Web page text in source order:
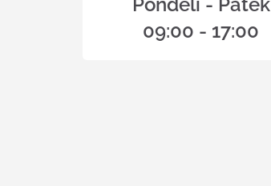
09:00 - 17:00